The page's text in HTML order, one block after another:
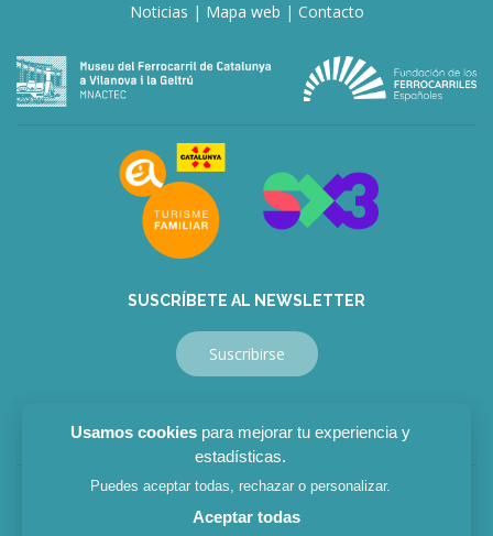
Usamos cookiespara mejorar tu experiencia y
estadísticas.
Puedes aceptar todas, rechazar o personalizar.
Aceptar todas
Noticias | Mapa web | Contacto
SUSCRÍBETE AL NEWSLETTER
Suscribirse
Aviso legal|Política privacidad | Política cookies